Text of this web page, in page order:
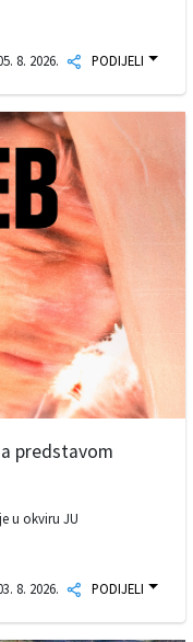
8. 2026. PODIJELI
predstavom
u okviru JU
8. 2026. PODIJELI